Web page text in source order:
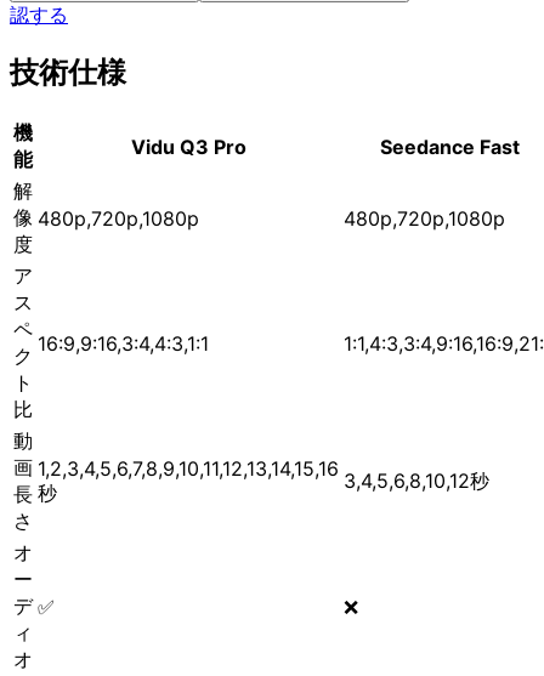
認する
技術仕様
機
能
Vidu Q3 Pro
Seedance Fast
解
像
度
480p,720p,1080p 480p,720p,1080p
ア
ス
ペ
ク
ト
比
16:9,9:16,3:4,4:3,1:1
動
画
長
さ
1,2,3,4,5,6,7,8,9,10,11,12,13,14,15,16
秒
3,4,5,6,8,10,12秒
オ
ー
デ
ィ
オ
✅ ❌